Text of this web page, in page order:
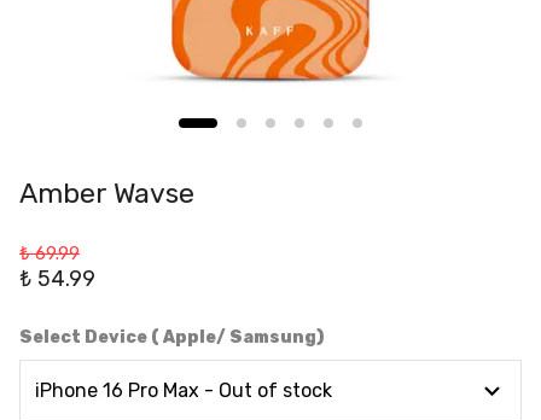
Amber Wavse
₺ 69.99
₺ 54.99
Select Device ( Apple/ Samsung)